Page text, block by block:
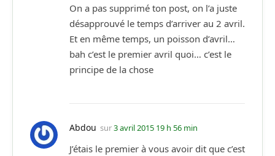
On a pas supprimé ton post, on l’a juste
désapprouvé le temps d’arriver au 2 avril.
Et en même temps, un poisson d’avril…
bah c’est le premier avril quoi… c’est le
principe de la chose
Abdou sur3 avril 2015 19 h 56 min
J’étais le premier à vous avoir dit que c’est